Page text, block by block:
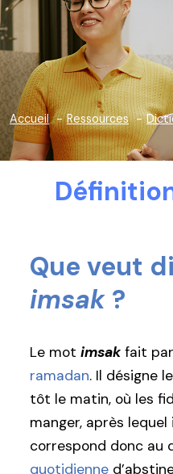
Accueil Ressources
Que veut
imsak ?
Le mot imsak fait
ramadan. Il désigne
tôt le matin, où les
manger, après
correspond donc au
quotidienne